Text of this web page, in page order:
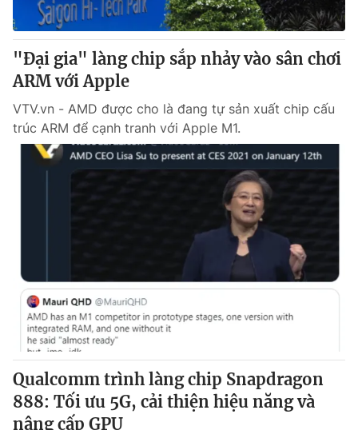
"Đại gia" làng chip sắp nhảy vào sân chơi
ARM với Apple
VTV.vn - AMD được cho là đang tự sản xuất chip cấu
trúc ARM để cạnh tranh với Apple M1.
Qualcomm trình làng chip Snapdragon
888: Tối ưu 5G, cải thiện hiệu năng và
nâng cấp GPU